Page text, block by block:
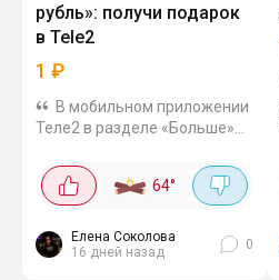
рубль»: получи подарок
в Tele2
1 ₽
В мобильном приложении
Теле2 в разделе «Больше»
позволяет получить один из
популярных продуктов всего
необходимо...
64°
Елена Соколова
16 дней назад
0